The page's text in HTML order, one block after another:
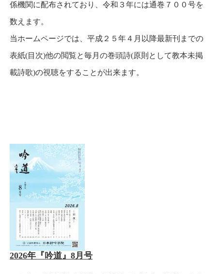
係機関に配布されており、令和３年には通巻７００号を
数えます。
当ホームページでは、平成２５年４月以降最新刊までの
表紙(目次)他の閲覧と毎月の巻頭詩(原則として教本未掲
載詩歌)の視聴をすることが出来ます。
2026年『吟道』8月号